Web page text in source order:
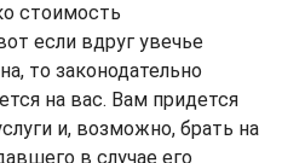
стоимость
если вдруг увечье
то законодательно
на вас. Вам придется
и, возможно, брать на
в случае его